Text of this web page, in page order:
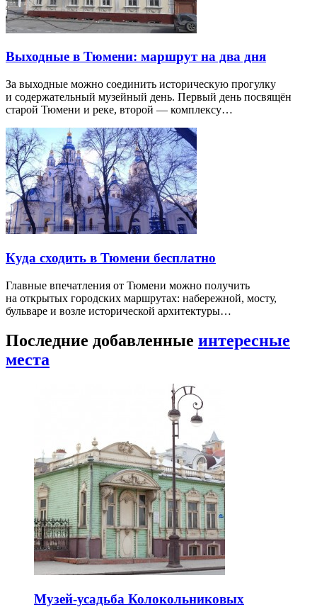
Выходные в Тюмени: маршрут на два дня
За выходные можно соединить историческую прогулку
и содержательный музейный день. Первый день посвящён
старой Тюмени и реке, второй — комплексу…
Куда сходить в Тюмени бесплатно
Главные впечатления от Тюмени можно получить
на открытых городских маршрутах: набережной, мосту,
бульваре и возле исторической архитектуры…
Последние добавленные интересные
места
Музей-усадьба Колокольниковых